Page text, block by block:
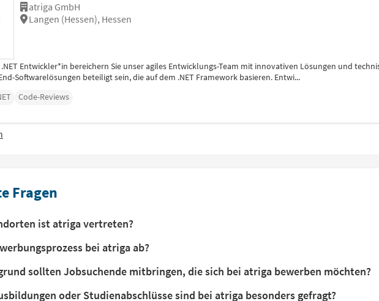
atriga GmbH
Langen (Hessen), Hessen
Entwickler*in bereichern Sie unser agiles Entwicklungs-Team mit innovativen Lösungen und
Softwarelösungen beteiligt sein, die auf dem .NET Framework basieren. Entwi...
Code-Reviews
Fragen
ist atriga vertreten?
bei atriga ab?
sollten Jobsuchende mitbringen, die sich bei atriga bewerben möchten?
oder Studienabschlüsse sind bei atriga besonders gefragt?